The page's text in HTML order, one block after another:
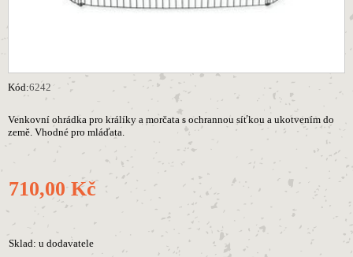
Kód:6242
Venkovní ohrádka pro králíky a morčata s ochrannou síťkou a ukotvením do
země. Vhodné pro mláďata.
710,00 Kč
Sklad: u dodavatele